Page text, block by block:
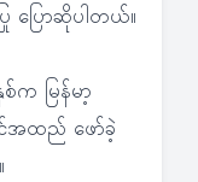
ြောဆိုပါတယ်။
မြန်မာ့
အထည် ဖော်ခဲ့